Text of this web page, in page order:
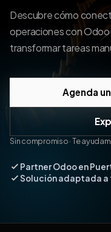
Descubre cómo
operaciones con
transformar tareas
Agenda
Sin compromiso · Te
Partner Odoo en
Solución adaptada a